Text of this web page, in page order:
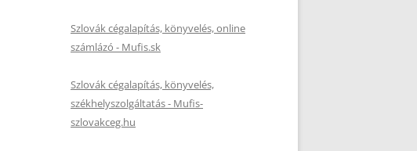
Szlovák cégalapítás, könyvelés, online
számlázó - Mufis.sk
Szlovák cégalapítás, könyvelés,
székhelyszolgáltatás - Mufis-
szlovakceg.hu